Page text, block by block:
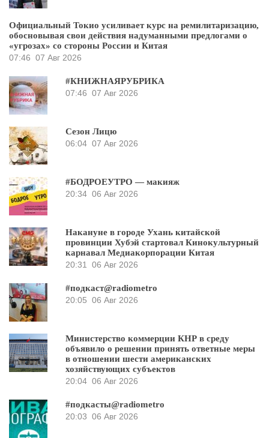
Официальный Токио усиливает курс на ремилитаризацию,
обосновывая свои действия надуманными предлогами о
«угрозах» со стороны России и Китая
07:46 07 Авг 2026
#КНИЖНАЯРУБРИКА
07:46 07 Авг 2026
Сезон Лицю
06:04 07 Авг 2026
#БОДРОЕУТРО — макияж
20:34 06 Авг 2026
Накануне в городе Ухань китайской
провинции Хубэй стартовал Кинокультурный
карнавал Медиакорпорации Китая
20:31
06 Авг 2026
#подкаст@radiometro
20:05 06 Авг 2026
Министерство коммерции КНР в среду
объявило о решении принять ответные меры
в отношении шести американских
хозяйствующих субъектов
20:04 06 Авг 2026
#подкасты@radiometro
20:03 06 Авг 2026